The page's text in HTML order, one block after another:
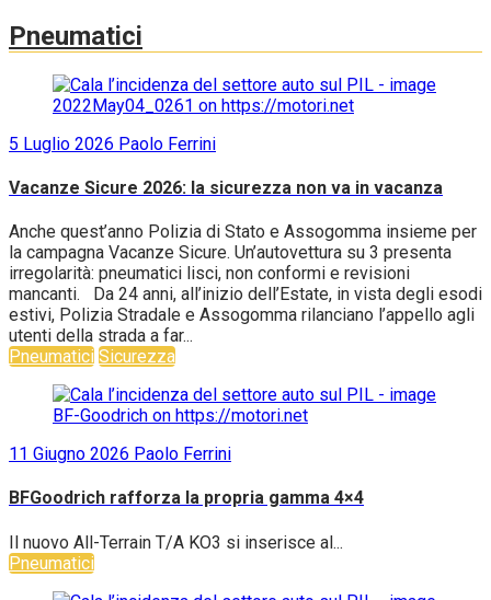
Pneumatici
5 Luglio 2026 Paolo Ferrini
Vacanze Sicure 2026: la sicurezza non va in vacanza
Anche quest’anno Polizia di Stato e Assogomma insieme per
la campagna Vacanze Sicure. Un’autovettura su 3 presenta
irregolarità: pneumatici lisci, non conformi e revisioni
mancanti. Da 24 anni, all’inizio dell’Estate, in vista degli esodi
estivi, Polizia Stradale e Assogomma rilanciano l’appello agli
utenti della strada a far...
Pneumatici Sicurezza
11 Giugno 2026 Paolo Ferrini
BFGoodrich rafforza la propria gamma 4×4
Il nuovo All-Terrain T/A KO3 si inserisce al...
Pneumatici